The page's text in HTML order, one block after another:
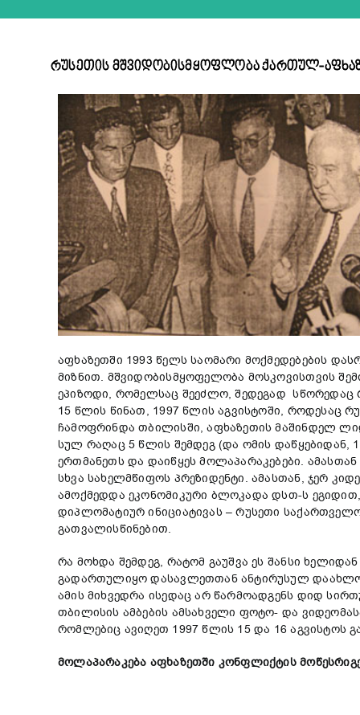
რუსეთის მშვიდობისმყოფლობა ქართულ-
აფხაზეთში 1993 წელს საომარი მოქმედებების
მიზნით. მშვიდობისმყოფელობა მოსკოვისთვის
ეპიზოდი, რომელსაც შეეძლო, შედეგად სწორედაც
15 წლის წინათ, 1997 წლის აგვისტოში, როდესაც
ჩამოფრინდა თბილისში, აფხაზეთის მაშინდელ
სულ რაღაც 5 წლის შემდეგ (და ომის დაწყებიდან,
ერთმანეთს და დაიწყეს მოლაპარაკებები.
სხვა სახელმწიფოს პრეზიდენტი. ამასთან, ჯერ
ამოქმედდა ეკონომიკური ბლოკადა დსთ-ს
დიპლომატიურ ინიციატივას – რუსეთი
გათვალისწინებით.
რა მოხდა შემდეგ, რატომ გაუშვა ეს შანსი
გადართულიყო დასავლეთთან ანტირუსულ
ამის მიხვედრა ისედაც არ წარმოადგენს დიდ
თბილისის ამბების ამსახველი ფოტო- და
რომლებიც ავიღეთ 1997 წლის 15 და 16 აგვისტოს
მოლაპარაკება აფხაზეთში კონფლიქტის